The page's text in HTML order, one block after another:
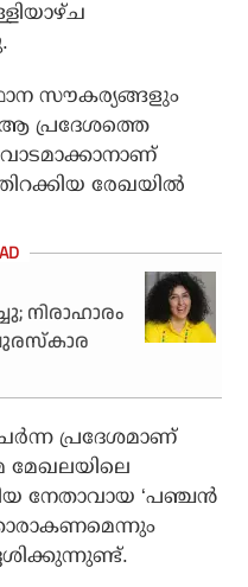
സൗകര്യങ്ങളും
പ്രദേശത്തെ
രേഖയില്‍
നിരാഹാരം
പ്രദേശമാണ്
മേഖലയിലെ
നേതാവായ ‘പഞ്ചന്‍